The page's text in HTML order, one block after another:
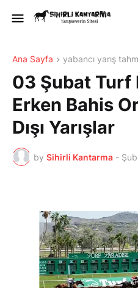
Ana Sayfa yabancı yarış
03 Şubat Turf
Erken Bahis
Dışı Yarışlar
by Sihirli Kantarma -